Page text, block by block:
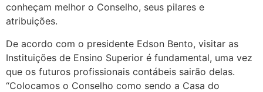
conheçam melhor o Conselho, seus pilares e
atribuições.
De acordo com o presidente Edson Bento, visitar as
Instituições de Ensino Superior é fundamental, uma vez
que os futuros profissionais contábeis sairão delas.
“Colocamos o Conselho como sendo a Casa do